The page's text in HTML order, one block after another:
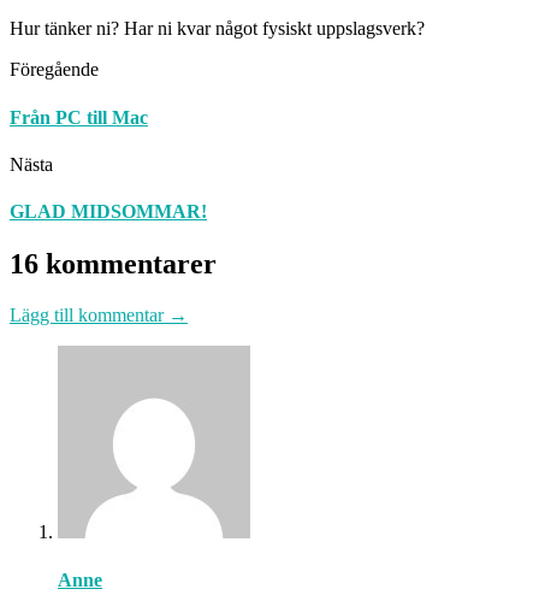
Hur tänker ni? Har ni kvar något fysiskt uppslagsverk?
Föregående
Från PC till Mac
Nästa
GLAD MIDSOMMAR!
16 kommentarer
Lägg till kommentar →
Anne